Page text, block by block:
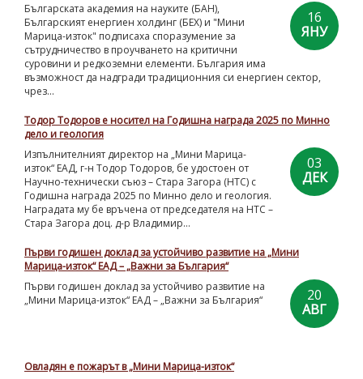
16
ЯНУ
Българската академия на науките (БАН),
Българският енергиен холдинг (БЕХ) и "Мини
Марица-изток" подписаха споразумение за
сътрудничество в проучването на критични
суровини и редкоземни елементи. България има
възможност да надгради традиционния си енергиен сектор,
чрез...
Тодор Тодоров е носител на Годишна награда 2025 по Минно
дело и геология
03
ДЕК
Изпълнителният директор на „Мини Марица-
изток“ ЕАД, г-н Тодор Тодоров, бе удостоен от
Научно-технически съюз – Стара Загора (НТС) с
Годишна награда 2025 по Минно дело и геология.
Наградата му бе връчена от председателя на НТС –
Стара Загора доц. д-р Владимир...
Първи годишен доклад за устойчиво развитие на „Мини
Марица-изток“ ЕАД – „Важни за България“
20
АВГ
Първи годишен доклад за устойчиво развитие на
„Мини Марица-изток“ ЕАД – „Важни за България“
Овладян е пожарът в „Мини Марица-изток“